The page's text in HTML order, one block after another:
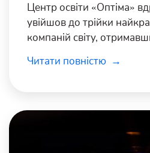
Центр освіти «Оптіма»
увійшов до трійки
компаній світу,
Читати повністю